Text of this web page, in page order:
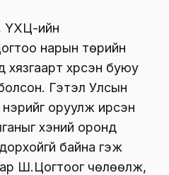
ҮХЦ-ийн
нарын төрийн
хүрсэн буюу
Гэтэл Улсын
нэрийг оруулж ирсэн
хэний оронд
байна гэж
Ш.Цогтоог чөлөөлж,